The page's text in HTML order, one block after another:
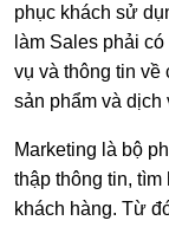
phục khách sử
làm Sales phải
vụ và thông tin
sản phẩm và dịch
Marketing là bộ
thập thông tin,
khách hàng. Từ